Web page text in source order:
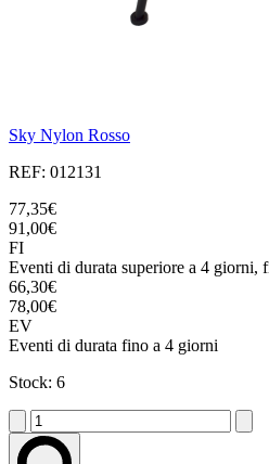
Sky Nylon Rosso
REF: 012131
77,35€
91,00€
FI
Eventi di durata superiore a 4 giorni,
66,30€
78,00€
EV
Eventi di durata fino a 4 giorni
Stock: 6